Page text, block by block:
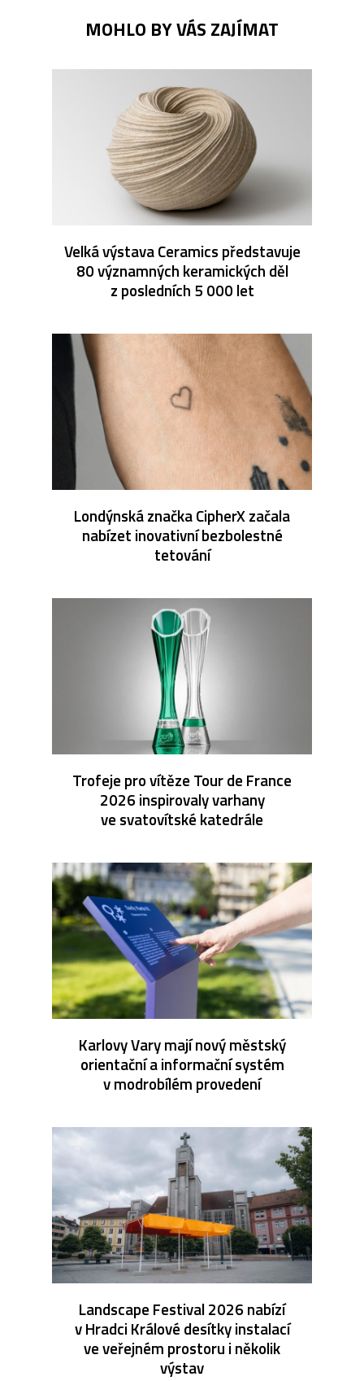
MOHLO BY VÁS ZAJÍMAT
Velká výstava Ceramics představuje
80 významných keramických děl
z posledních 5 000 let
Londýnská značka CipherX začala
nabízet inovativní bezbolestné
tetování
Trofeje pro vítěze Tour de France
2026 inspirovaly varhany
ve svatovítské katedrále
Karlovy Vary mají nový městský
orientační a informační systém
v modrobílém provedení
Landscape Festival 2026 nabízí
v Hradci Králové desítky instalací
ve veřejném prostoru i několik
výstav